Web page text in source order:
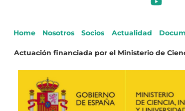
Home Nosotros Socios Actualidad
Actuación financiada por el Ministerio de